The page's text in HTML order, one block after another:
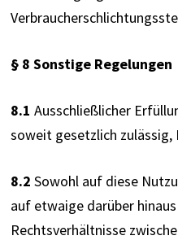
§ 8 Sonstige Regelungen
8.1 Ausschließlicher
soweit gesetzlich zulässig,
8.2 Sowohl auf diese
auf etwaige darüber
Rechtsverhältnisse